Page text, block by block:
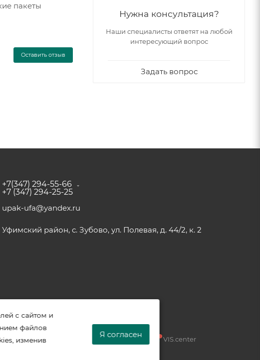
пакеты
Оставить отзыв
Нужна консультация?
Наши специалисты ответят на любой
интересующий вопрос
Задать вопрос
+7(347) 294-55-66
+7 (347) 294-25-25
upak-ufa@yandex.ru
Уфимский район, с. Зубово, ул. Полевая, д. 44/2, к. 2
Разработка — VIS.center
с сайтом и
файлов
изменив
Я согласен